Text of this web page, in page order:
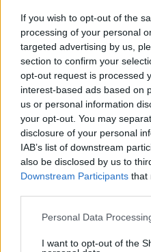
If you wish to opt-out of the
processing of your personal
targeted advertising by us,
section to confirm your
opt-out request is processed
interest-based ads based on
us or personal information
your opt-out. You may
disclosure of your personal
IAB’s list of downstream
also be disclosed by us to
Downstream Participants that
Personal Data
I want to opt-out of the
ανέφερε χαμογελαστή.
Ακολουθήστε το